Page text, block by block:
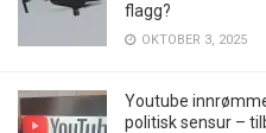
flagg?
OKTOBER 3, 2025
Youtube
politisk sensur –